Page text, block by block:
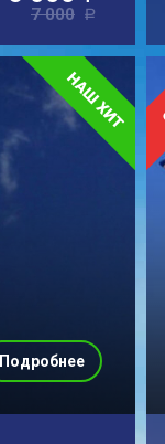
7 000 a
Подробнее